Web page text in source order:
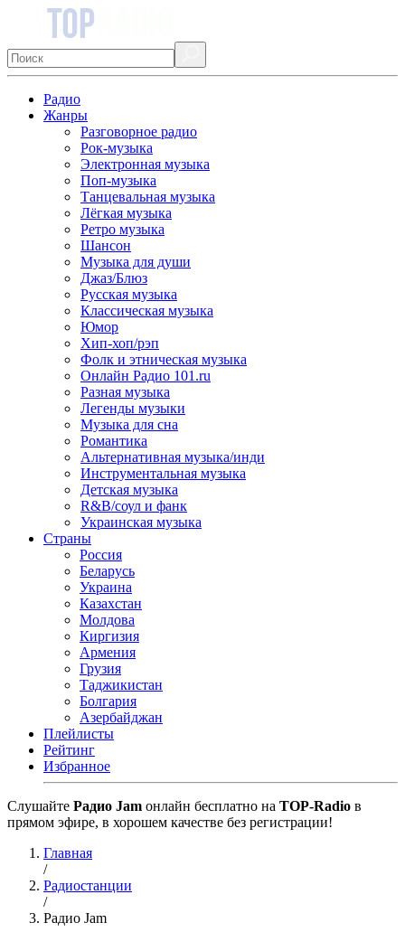
Радио
Жанры
Разговорное радио
Рок-музыка
Электронная музыка
Поп-музыка
Танцевальная музыка
Лёгкая музыка
Ретро музыка
Шансон
Музыка для души
Джаз/Блюз
Русская музыка
Классическая музыка
Юмор
Хип-хоп/рэп
Фолк и этническая музыка
Онлайн Радио 101.ru
Разная музыка
Легенды музыки
Музыка для сна
Романтика
Альтернативная музыка/инди
Инструментальная музыка
Детская музыка
R&B/cоул и фанк
Украинская музыка
Страны
Россия
Беларусь
Украина
Казахстан
Молдова
Киргизия
Армения
Грузия
Таджикистан
Болгария
Азербайджан
Плейлисты
Рейтинг
Избранное
Cлушайте Радио Jam онлайн бесплатно на TOP-Radio в
прямом эфире, в хорошем качестве без регистрации!
Главная
/
Радиостанции
/
Радио Jam